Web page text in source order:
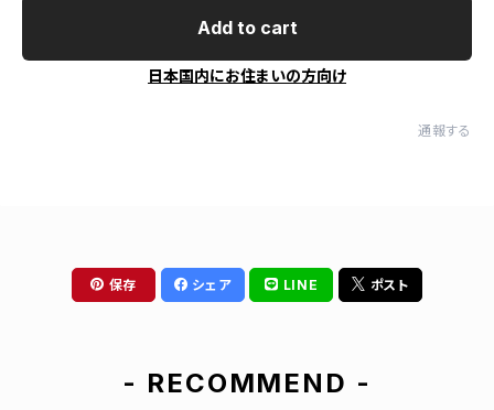
Add to cart
日本国内にお住まいの方向け
通報する
保存 シェア LINE ポスト
- RECOMMEND -